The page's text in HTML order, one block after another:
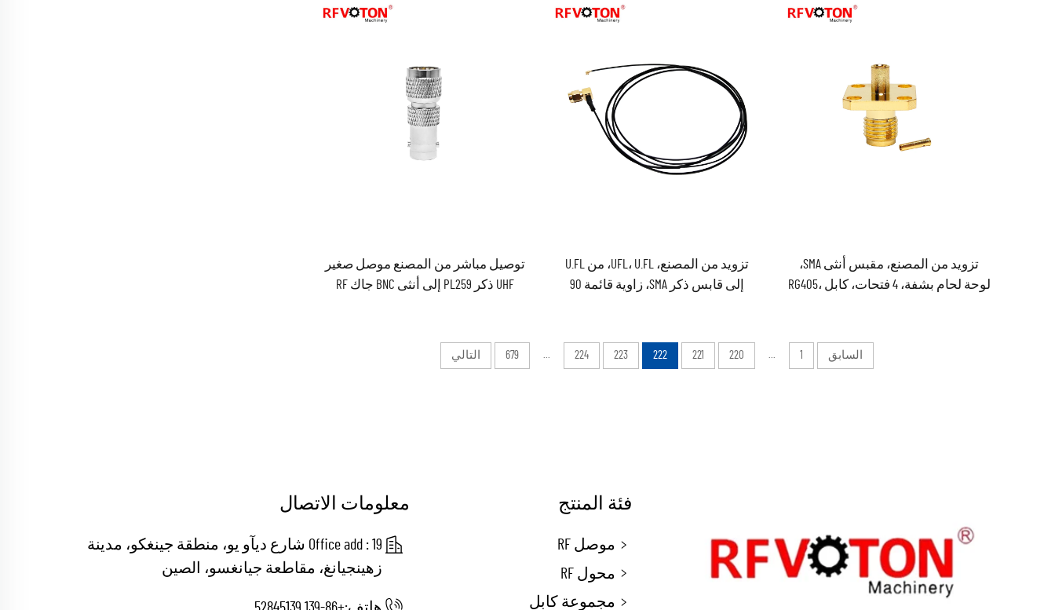
متوفر في المخزن
تزويد من المصنع، مقبس أنثى SMA،
لوحة لحام بشفة، 4 فتحات، كابل RG405،
تزويد من المصنع، UFL، U.FL، من U.FL
إلى قابس ذكر SMA، زاوية قائمة 90
6 بوصة (15 سم)
توصيل مباشر من المصنع موصل صغير
UHF ذكر PL259 إلى أنثى BNC جاك RF
المخزن
السابق 1
220
221
222
223
224
679 التالي
فئة المنتج
موصل RF
محول RF
مجموعة كابل
معلومات الاتصال
Office add : 19 شارع ديآو يو، منطقة جينغكو، مدينة
زهينجيانغ، مقاطعة جيانغسو، الصين